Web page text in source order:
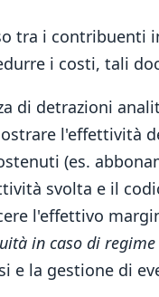
tra i contribuenti
i costi, tali
di detrazioni
l'effettività
(es.
svolta e il
l'effettivo
in caso di
e la gestione di